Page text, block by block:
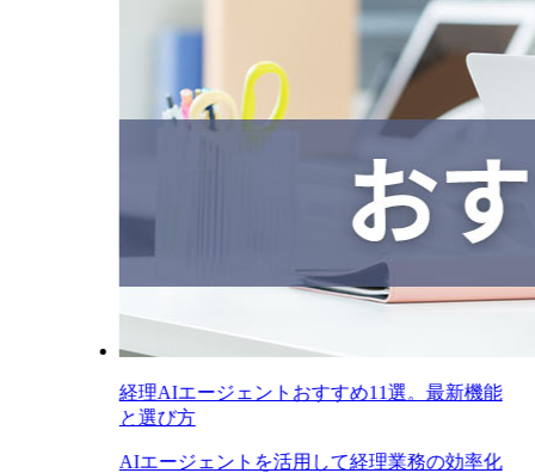
経理AIエージェントおすすめ11選。最新機能
と選び方
AIエージェントを活用して経理業務の効率化